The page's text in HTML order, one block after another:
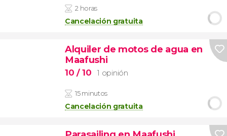
2 horas
Cancelación gratuita
Alquiler de motos de agua en
Maafushi
10 / 10 1 opinión
15 minutos
Cancelación gratuita